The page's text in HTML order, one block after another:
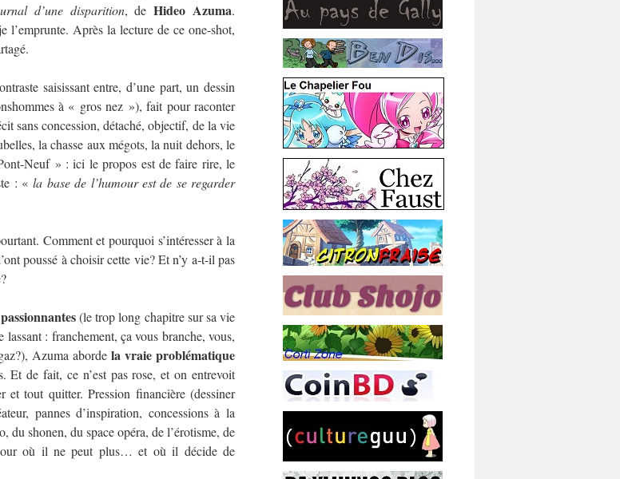
d’une disparition, deHideo Azuma.
Après la lecture de ce one-shot,
saisissant entre, d’une part, un dessin
à « gros nez »), fait pour raconter
sans concession, détaché, objectif, de la vie
la chasse aux mégots, la nuit dehors, le
Neuf » : ici le propos est de faire rire, le
: «la base de l’humour est de se regarder
Comment et pourquoi s’intéresser à la
poussé à choisir cette vie? Et n’y a-t-il pas
(le trop long chapitre sur sa vie
: franchement, ça vous branche, vous,
Azuma aborde la vraie problématique
de fait, ce n’est pas rose, et on entrevoit
et tout quitter. Pression financière (dessiner
pannes d’inspiration, concessions à la
shonen, du space opéra, de l’érotisme, de
où il ne peut plus… et où il décide de